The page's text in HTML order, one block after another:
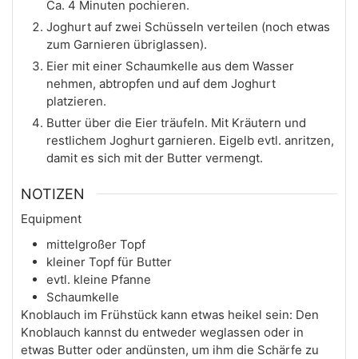
Ca. 4 Minuten pochieren.
Joghurt auf zwei Schüsseln verteilen (noch etwas
zum Garnieren übriglassen).
Eier mit einer Schaumkelle aus dem Wasser
nehmen, abtropfen und auf dem Joghurt
platzieren.
Butter über die Eier träufeln. Mit Kräutern und
restlichem Joghurt garnieren. Eigelb evtl. anritzen,
damit es sich mit der Butter vermengt.
NOTIZEN
Equipment
mittelgroßer Topf
kleiner Topf für Butter
evtl. kleine Pfanne
Schaumkelle
Knoblauch im Frühstück kann etwas heikel sein: Den
Knoblauch kannst du entweder weglassen oder in
etwas Butter oder andünsten, um ihm die Schärfe zu